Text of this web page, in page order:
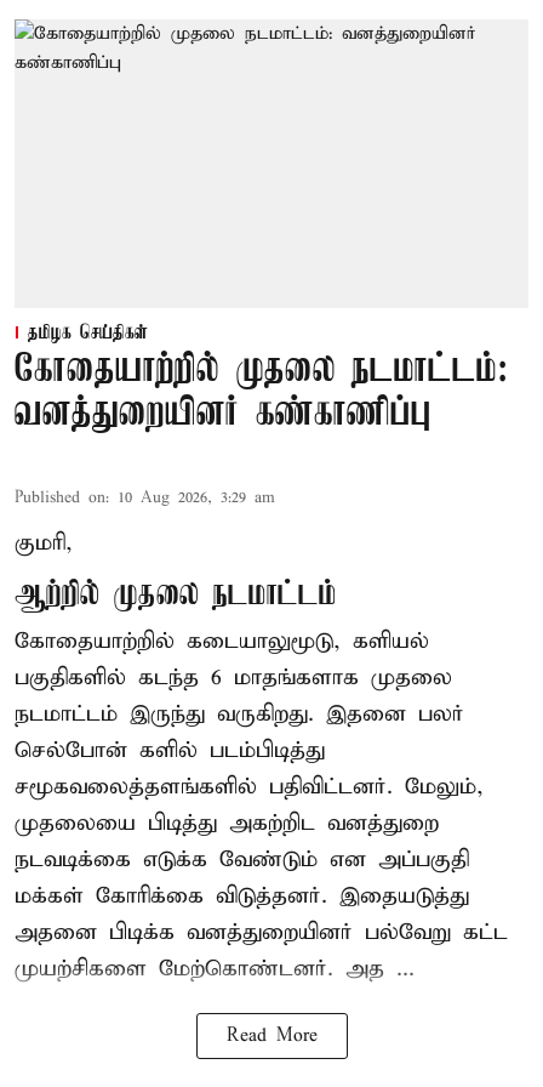
தமிழக செய்திகள்
கோதையாற்றில் முதலை நடமாட்டம்:
வனத்துறையினர் கண்காணிப்பு
Published on: 10 Aug 2026, 3:29 am
குமரி,
ஆற்றில் முதலை நடமாட்டம்
கோதையாற்றில் கடையாலுமூடு, களியல்
பகுதிகளில் கடந்த 6 மாதங்களாக முதலை
நடமாட்டம் இருந்து வருகிறது. இதனை பலர்
செல்போன் களில் படம்பிடித்து
சமூகவலைத்தளங்களில் பதிவிட்டனர். மேலும்,
முதலையை பிடித்து அகற்றிட வனத்துறை
நடவடிக்கை எடுக்க வேண்டும் என அப்பகுதி
மக்கள் கோரிக்கை விடுத்தனர். இதையடுத்து
அதனை பிடிக்க வனத்துறையினர் பல்வேறு கட்ட
முயற்சிகளை மேற்கொண்டனர். அத ...
Read More